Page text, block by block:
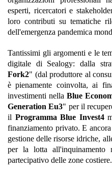
esperti, ricercatori e
loro contributi su tematiche
dell'emergenza pandemica
Tantissimi gli argomenti e le
digitale di Sealogy: dalla
Fork2" (dal produttore al
è pienamente coinvolta, ai
investimenti nella Blue
Generation Eu3" per il
il Programma Blue Invest4
finanziamento privato. E
gestione delle risorse idriche,
per la lotta all'inquinamento
partecipativo delle zone costiere.